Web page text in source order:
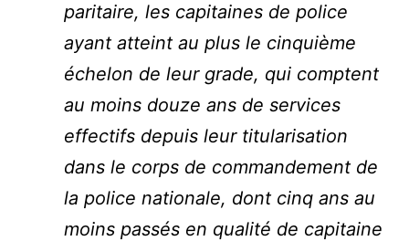
paritaire, les capitaines de police
ayant atteint au plus le cinquième
échelon de leur grade, qui comptent
au moins douze ans de services
effectifs depuis leur titularisation
dans le corps de commandement de
la police nationale, dont cinq ans au
moins passés en qualité de capitaine